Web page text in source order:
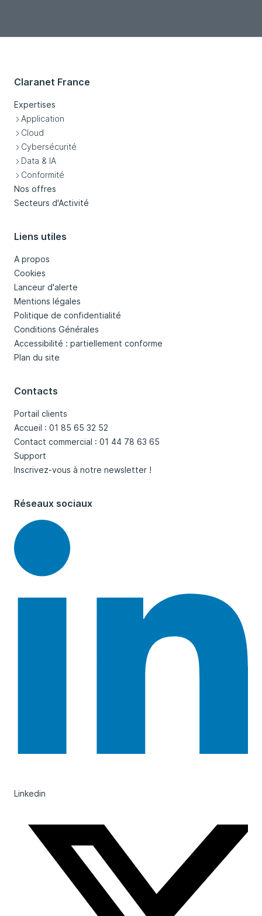
Claranet France
Expertises
Application
Cloud
Cybersécurité
Data & IA
Conformité
Nos offres
Secteurs d'Activité
Liens utiles
A propos
Cookies
Lanceur d'alerte
Mentions légales
Politique de confidentialité
Conditions Générales
Accessibilité : partiellement conforme
Plan du site
Contacts
Portail clients
Accueil : 01 85 65 32 52
Contact commercial : 01 44 78 63 65
Support
Inscrivez-vous à notre newsletter !
Réseaux sociaux
Linkedin